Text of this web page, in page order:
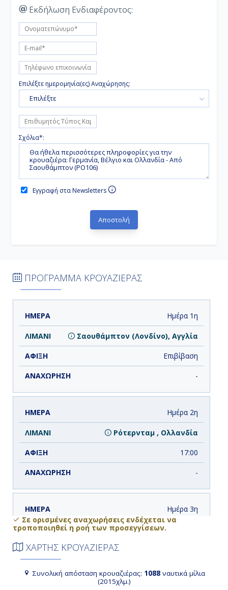
Εκδήλωση Ενδιαφέροντος:
Επιλέξτε ημερομηνία(ες) Αναχώρησης:
Επιλέξτε
Σχόλια*:
Εγγραφή στα Newsletters
ΠΡΟΓΡΑΜΜΑ ΚΡΟΥΑΖΙΕΡΑΣ
ΗΜΕΡΑ ΑΝΑΧΩΡΗΣΗ
Ημέρα 1η
Σαουθάμπτον (Λονδίνο), Αγγλία
Επιβίβαση
-
Ημέρα 2η
Ρότερνταμ , Ολλανδία
17:00
-
Ημέρα 3η
Ρότερνταμ , Ολλανδία
20:00
Σε ορισμένες αναχωρήσεις ενδέχεται να
τροποποιηθεί η ροή των προσεγγίσεων.
ΧΑΡΤΗΣ ΚΡΟΥΑΖΙΕΡΑΣ
Συνολική απόσταση κρουαζιέρας: 1088ναυτικά μίλια
(2015χλμ.)